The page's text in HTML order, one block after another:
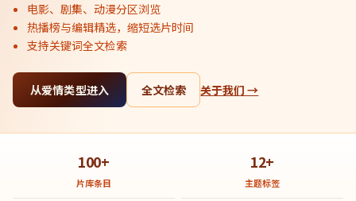
电影、剧集、动漫分区浏览
热播榜与编辑精选，缩短选片时间
支持关键词全文检索
从爱情类型进入 全文检索 关于我们 →
100+
片库条目
12+
主题标签